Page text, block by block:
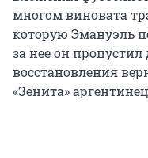
многом виновата
которую Эмануэль
за нее он
восстановления
«Зенита»